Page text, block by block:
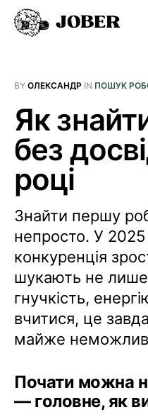
BY ОЛЕКСАНДР IN ПОШУК
Як
без
році
Знайти першу
непросто. У 2025
конкуренція
шукають не
гнучкість,
вчитися, це
майже
Почати можна
— головне, як